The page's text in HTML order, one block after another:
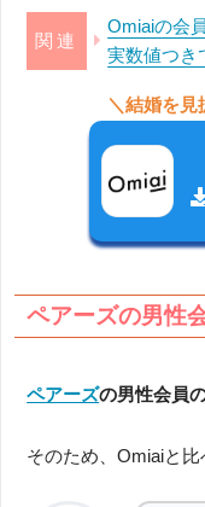
Omiaiの会
実数値つき
＼結婚を見
ペアーズの男性
ペアーズの男性会員
そのため、Omiaiと比